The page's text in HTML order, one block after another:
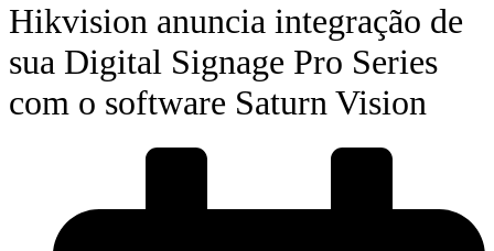
Hikvision anuncia integração de
sua Digital Signage Pro Series
com o software Saturn Vision